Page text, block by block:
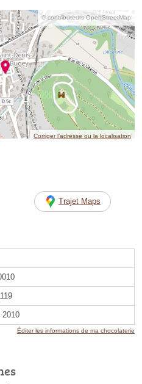
© contributeurs OpenStreetMap
Corriger l’adresse ou la localisation
Trajet Maps
2010
Éditer les informations de ma chocolaterie